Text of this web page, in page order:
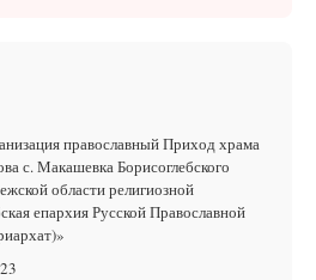
православный Приход храма
с. Макашевка Борисоглебского
области религиозной
епархия Русской Православной